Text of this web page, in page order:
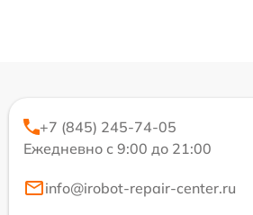
+7 (845) 245-74-05
Ежедневно с 9:00 до 21:00
info@irobot-repair-center.ru